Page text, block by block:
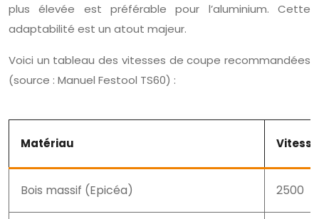
plus élevée est préférable pour l’aluminium. Cette
adaptabilité est un atout majeur.
Voici un tableau des vitesses de coupe recommandées
(source : Manuel Festool TS60) :
Matériau
Bois massif (Epicéa) 2500